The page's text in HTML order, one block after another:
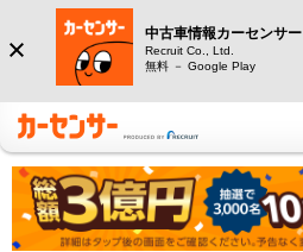
中古車情報カーセンサー
Recruit Co., Ltd.
無料 － Google Play